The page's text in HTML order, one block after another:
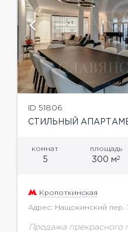
ID 51806
СТИЛЬНЫЙ
комнат
5
площадь
300 м2
Кропоткинская
Адрес: Нащокинский пер.
Продажа прекрасного